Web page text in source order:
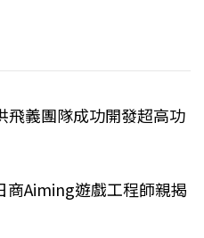
飛義團隊成功開發超高功
商Aiming遊戲工程師親揭